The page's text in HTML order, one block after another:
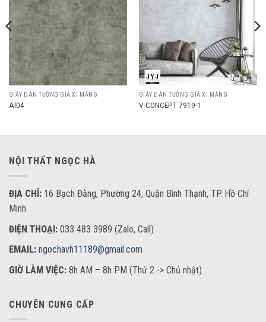
wishlist
GIẤY DÁN TƯỜNG GIẢ XI MĂNG
Al04
wishlist
GIẤY DÁN TƯỜNG GIẢ XI MĂNG
V-CONCEPT 7919-1
NỘI THẤT NGỌC HÀ
ĐỊA CHỈ: 16 Bạch Đằng, Phường 24, Quận Bình Thạnh, TP. Hồ Chí
Minh
ĐIỆN THOẠI: 033 483 3989 (Zalo, Call)
EMAIL: ngochavh11189@gmail.com
GIỜ LÀM VIỆC: 8h AM – 8h PM (Thứ 2 -> Chủ nhật)
CHUYÊN CUNG CẤP